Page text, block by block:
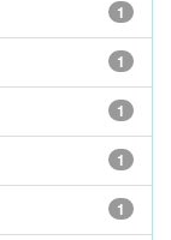
1
1
1
1
1